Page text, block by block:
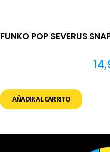
FUNKO POP SEVERUS
AÑADIR AL CARRITO